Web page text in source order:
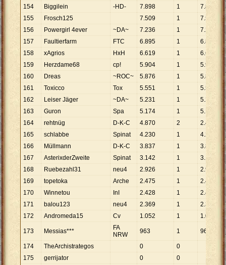
154
Biggilein -HD- 7.898 1 7.898
155
Frosch125 7.509 1 7.509
156
Powergirl 4ever ~DA~ 7.236 1 7.236
157
Faultierfarm FTC 6.895 1 6.895
158
xAgrios HxH 6.619 1 6.619
159
Herzdame68 cp! 5.904 1 5.904
160
Dreas ~ROC~ 5.876 1 5.876
161
Toxicco Tox 5.551 1 5.551
162
Leiser Jäger ~DA~ 5.231 1 5.231
163
Guron Spa 5.174 1 5. 174
164
rehtnüg D-K-C 4.870 2 2.435
165
schlabbe Spinat 4.230 1 4.230
166
Müllmann D-K-C 3.837 1 3.837
167
AsterixderZweite Spinat 3.142 1 3. 142
168
Ruebezahl31 neu4 2.926 1 2.926
169
topetoka Arche 2.475 1 2.475
170
Winnetou InI 2.428 1 2.428
171
balou123 neu4 2.369 1 2.369
172
Andromeda15 Cv 1.052 1 1.052
173 Messias***
FA
NRW
963 1 963
174 TheArchistrategos 0
0
175
gerrijator 0 0